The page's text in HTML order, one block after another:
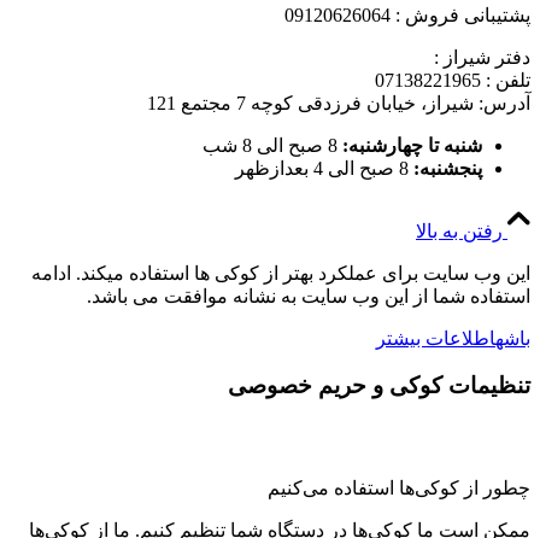
پشتیبانی فروش : 09120626064
دفتر شیراز :
تلفن : 07138221965
آدرس: شیراز، خیابان فرزدقی کوچه 7 مجتمع 121
شنبه تا چهارشنبه: 8 صبح الی 8 شب
پنجشنبه: 8 صبح الی 4 بعدازظهر
رفتن به بالا
این وب سایت برای عملکرد بهتر از کوکی ها استفاده میکند. ادامه
استفاده شما از این وب سایت به نشانه موافقت می باشد.
باشهاطلاعات بیشتر
تنظیمات کوکی و حریم خصوصی
چطور از کوکی‌ها استفاده می‌کنیم
ممکن است ما کوکی‌ها در دستگاه شما تنظیم کنیم. ما از کوکی‌ها